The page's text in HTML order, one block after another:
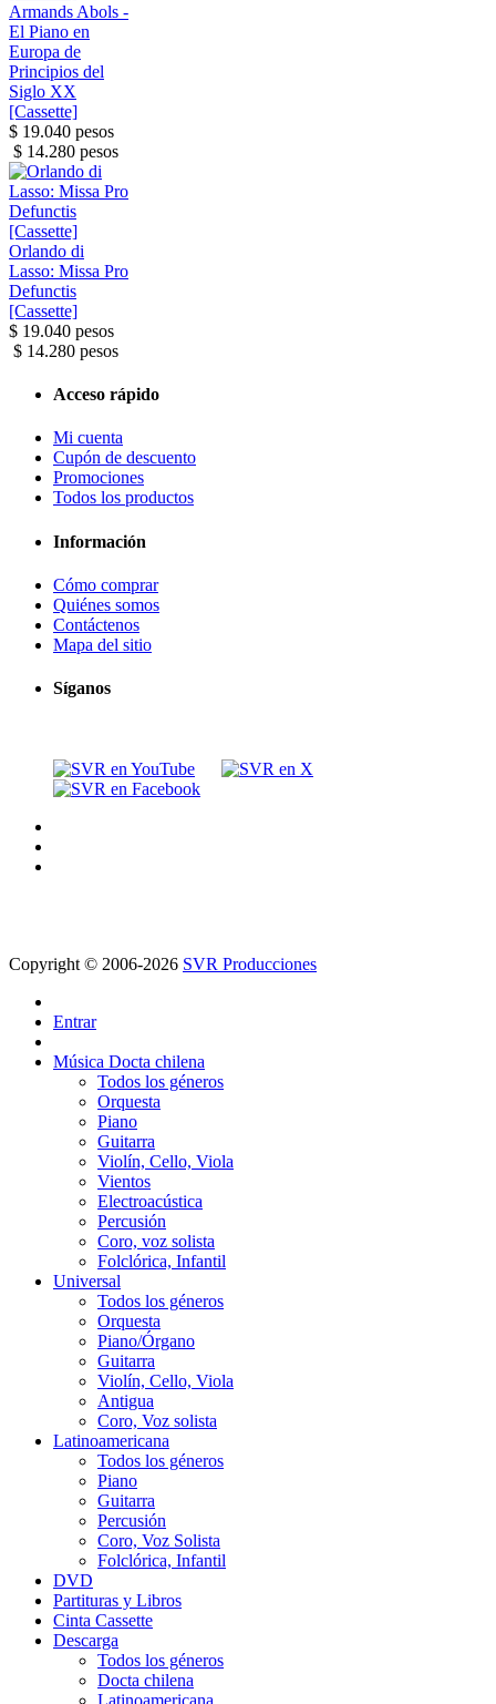
Armands Abols -
El Piano en
Europa de
Principios del
Siglo XX
[Cassette]
$ 19.040 pesos
$ 14.280 pesos
Orlando di
Lasso: Missa Pro
Defunctis
[Cassette]
$ 19.040 pesos
$ 14.280 pesos
Acceso rápido
Mi cuenta
Cupón de descuento
Promociones
Todos los productos
Información
Cómo comprar
Quiénes somos
Contáctenos
Mapa del sitio
Síganos
Copyright © 2006-2026 SVR Producciones
Entrar
Música Docta chilena
Todos los géneros
Orquesta
Piano
Guitarra
Violín, Cello, Viola
Vientos
Electroacústica
Percusión
Coro, voz solista
Folclórica, Infantil
Universal
Todos los géneros
Orquesta
Piano/Órgano
Guitarra
Violín, Cello, Viola
Antigua
Coro, Voz solista
Latinoamericana
Todos los géneros
Piano
Guitarra
Percusión
Coro, Voz Solista
Folclórica, Infantil
DVD
Partituras y Libros
Cinta Cassette
Descarga
Todos los géneros
Docta chilena